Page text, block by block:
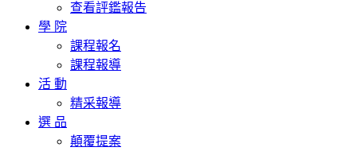
查看評鑑報告
學 院
課程報名
課程報導
活 動
精采報導
選 品
顛覆提案